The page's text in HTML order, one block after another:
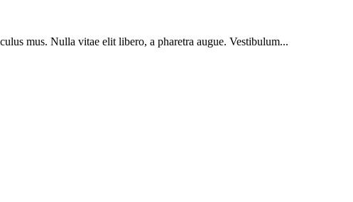
mus. Nulla vitae elit libero, a pharetra augue. Vestibulum...